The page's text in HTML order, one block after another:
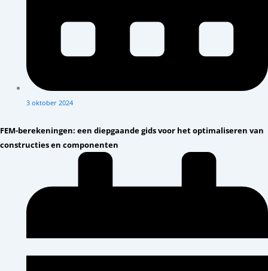
3 oktober 2024
FEM-berekeningen: een diepgaande gids voor het optimaliseren van
constructies en componenten